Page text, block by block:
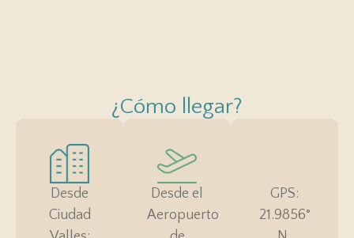
¿Cómo llegar?
Desde
Ciudad
Desde el
Aeropuerto
GPS:
21.9856°